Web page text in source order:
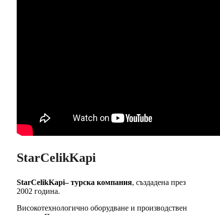
StarCelikKapi
StarCelikKapi– турска компания, създадена през
2002 година.
Високотехнологично оборудване и производствен